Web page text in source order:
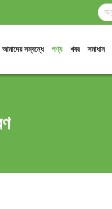
আমাদের সম্বন্ধে পণ্য খবর সমাধান